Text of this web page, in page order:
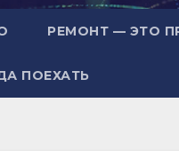
РЕМОНТ — ЭТО
ПОЕХАТЬ